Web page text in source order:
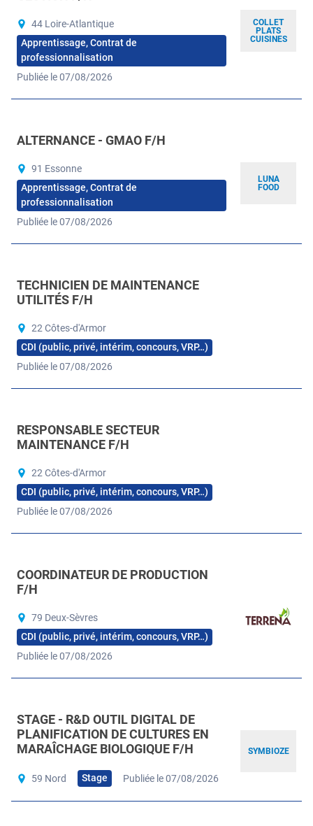
COLLET
PLATS
CUISINES
44 Loire-Atlantique
Apprentissage, Contrat de
professionnalisation
Publiée le 07/08/2026
LUNA
FOOD
ALTERNANCE - GMAO F/H
91 Essonne
Apprentissage, Contrat de
professionnalisation
Publiée le 07/08/2026
TECHNICIEN DE MAINTENANCE
UTILITÉS F/H
22 Côtes-d'Armor
CDI (public, privé, intérim, concours, VRP…)
Publiée le 07/08/2026
RESPONSABLE SECTEUR
MAINTENANCE F/H
22 Côtes-d'Armor
CDI (public, privé, intérim, concours, VRP…)
Publiée le 07/08/2026
COORDINATEUR DE PRODUCTION
F/H
79 Deux-Sèvres
CDI (public, privé, intérim, concours, VRP…)
Publiée le 07/08/2026
SYMBIOZE
STAGE - R&D OUTIL DIGITAL DE
PLANIFICATION DE CULTURES EN
MARAÎCHAGE BIOLOGIQUE F/H
59 Nord Stage Publiée le 07/08/2026